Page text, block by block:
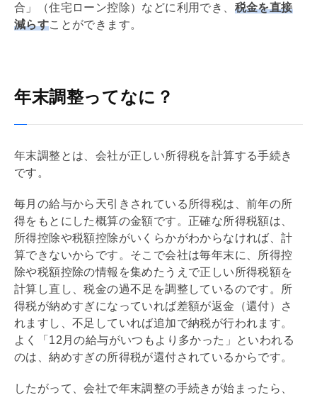
合」（住宅ローン控除）などに利用でき、 税金を直接
減らすことができます。
年末調整ってなに？
年末調整とは、会社が正しい所得税を計算する手続き
です。
毎月の給与から天引きされている所得税は、前年の所
得をもとにした概算の金額です。正確な所得税額は、
所得控除や税額控除がいくらかがわからなければ、計
算できないからです。そこで会社は毎年末に、所得控
除や税額控除の情報を集めたうえで正しい所得税額を
計算し直し、税金の過不足を調整しているのです。所
得税が納めすぎになっていれば差額が返金（還付）さ
れますし、不足していれば追加で納税が行われます。
よく「12月の給与がいつもより多かった」といわれる
のは、納めすぎの所得税が還付されているからです。
したがって、会社で年末調整の手続きが始まったら、